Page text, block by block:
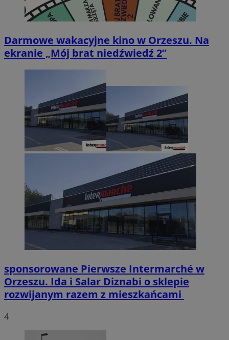
Darmowe wakacyjne kino w Orzeszu. Na
ekranie „Mój brat niedźwiedź 2”
sponsorowane Pierwsze Intermarché w
Orzeszu. Ida i Salar Diznabi o sklepie
rozwijanym razem z mieszkańcami
4